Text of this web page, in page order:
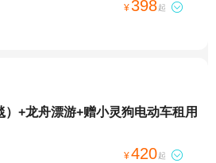
¥398起 
）+龙舟漂游+赠小灵狗电动车租用
¥420起 